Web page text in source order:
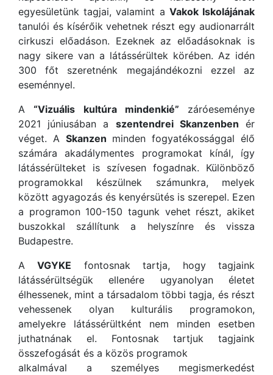
egyesületünk tagjai, valamint a Vakok Iskolájának
tanulói és kísérőik vehetnek részt egy audionarrált
cirkuszi előadáson. Ezeknek az előadásoknak is
nagy sikere van a látássérültek körében. Az idén
300 főt szeretnénk megajándékozni ezzel az
eseménnyel.
A“Vizuális kultúra mindenkié” záróeseménye
2021 júniusában a szentendrei Skanzenben ér
véget. A Skanzen minden fogyatékossággal élő
számára akadálymentes programokat kínál, így
látássérülteket is szívesen fogadnak. Különböző
programokkal készülnek számunkra, melyek
között agyagozás és kenyérsütés is szerepel. Ezen
a programon 100-150 tagunk vehet részt, akiket
buszokkal szállítunk a helyszínre és vissza
Budapestre.
AVGYKE fontosnak tartja, hogy tagjaink
látássérültségük ellenére ugyanolyan életet
élhessenek, mint a társadalom többi tagja, és részt
vehessenek olyan kulturális programokon,
amelyekre látássérültként nem minden esetben
juthatnának el. Fontosnak tartjuk tagjaink
összefogását és a közös programok
alkalmával a személyes megismerkedést